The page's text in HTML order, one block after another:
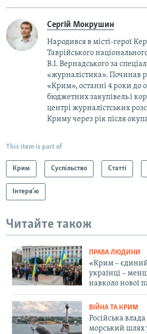
Сергій Мокрушин
Народився в місті-герої
Таврійського
В.І. Вернадського за
«журналістика». Починав
«Крим», останні 4 роки до
бюджетних закупівель і
центрі журналістських
Криму через рік після
This item is part of
Крим Суспільство Статті
Інтерв'ю
Читайте також
ПРАВА ЛЮДИНИ
«Крим – єдиний
українці –
навколо нової
ВІЙНА ТА КРИМ
Російська
морський шлях